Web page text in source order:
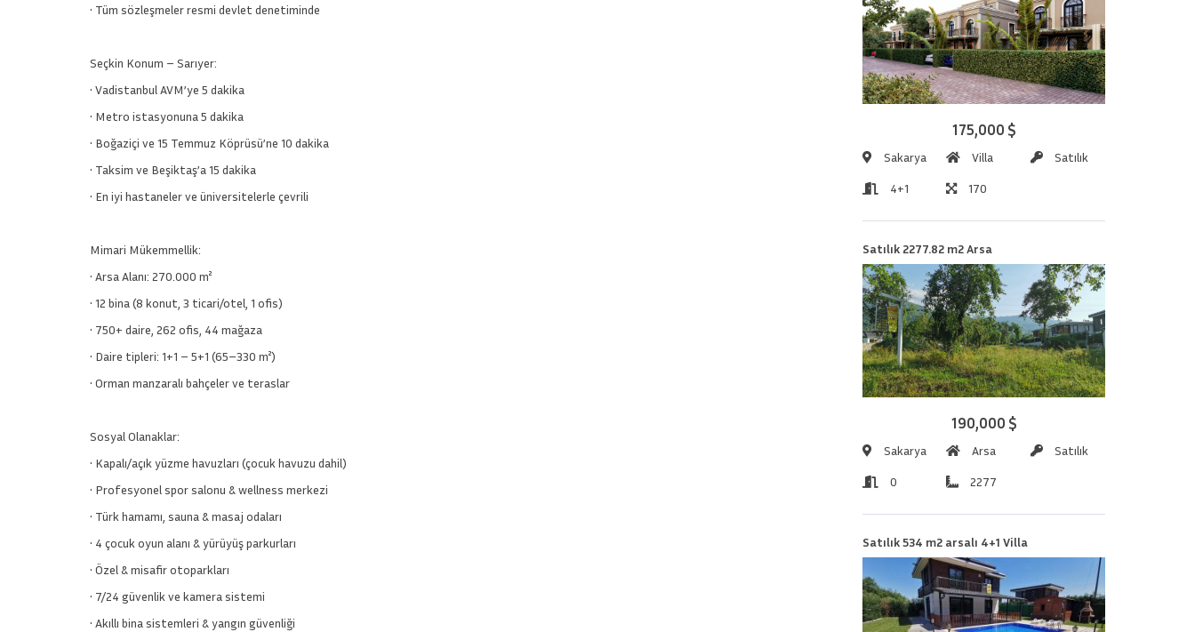
• Tüm sözleşmeler resmi devlet denetiminde
Seçkin Konum – Sarıyer:
• Vadistanbul AVM’ye 5 dakika
• Metro istasyonuna 5 dakika
• Boğaziçi ve 15 Temmuz Köprüsü’ne 10 dakika
• Taksim ve Beşiktaş’a 15 dakika
• En iyi hastaneler ve üniversitelerle çevrili
Mimari Mükemmellik:
• Arsa Alanı: 270.000 m²
• 12 bina (8 konut, 3 ticari/otel, 1 ofis)
• 750+ daire, 262 ofis, 44 mağaza
• Daire tipleri: 1+1 – 5+1 (65–330 m²)
• Orman manzaralı bahçeler ve teraslar
Sosyal Olanaklar:
• Kapalı/açık yüzme havuzları (çocuk havuzu dahil)
• Profesyonel spor salonu & wellness merkezi
• Türk hamamı, sauna & masaj odaları
• 4 çocuk oyun alanı & yürüyüş parkurları
• Özel & misafir otoparkları
• 7/24 güvenlik ve kamera sistemi
• Akıllı bina sistemleri & yangın güvenliği
175,000 $
Sakarya Villa Satılık
4+1 170
Satılık 2277.82 m2 Arsa
190,000 $
Sakarya Arsa Satılık
0 2277
Satılık 534 m2 arsalı 4+1 Villa